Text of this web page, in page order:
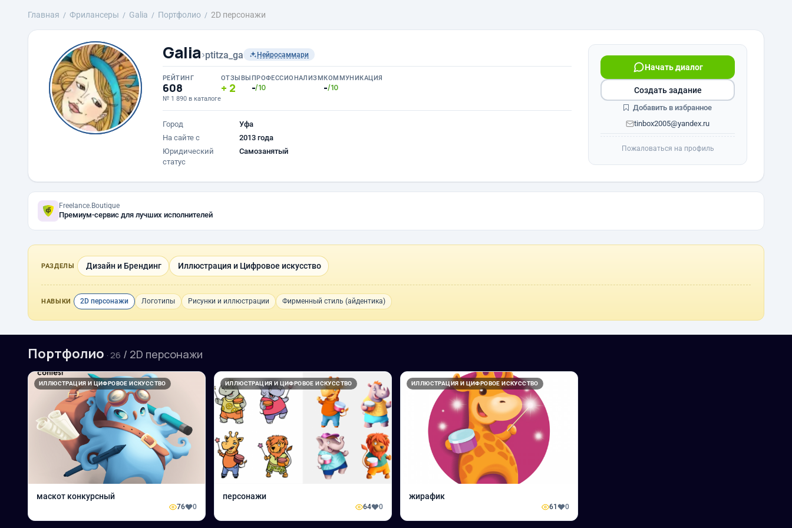
Главная Фрилансеры Galia Портфолио 2D персонажи
Galia›ptitza_ga Нейросаммари
РЕЙТИНГ
608
№ 1 890 в каталоге
ОТЗЫВЫ
2
ПРОФЕССИОНАЛИЗМ
-/10
КОММУНИКАЦИЯ
-/10
Город
Уфа
На сайте с
2013 года
Юридический
статус
Самозанятый
Начать диалог
tinbox2005@yandex.ru
Создать задание
Добавить в избранное
Пожаловаться на профиль
Freelance.Boutique
Премиум-сервис для лучших исполнителей
РАЗДЕЛЫ Дизайн и Брендинг Иллюстрация и Цифровое искусство
НАВЫКИ 2D персонажи Логотипы Рисунки и иллюстрации Фирменный стиль (айдентика)
Портфолио · 26 / 2D персонажи
ИЛЛЮСТРАЦИЯ И ЦИФРОВОЕ ИСКУССТВО
маскот конкурсный
76 0
ИЛЛЮСТРАЦИЯ И ЦИФРОВОЕ ИСКУССТВО
персонажи
64 0
ИЛЛЮСТРАЦИЯ И ЦИФРОВОЕ ИСКУССТВО
жирафик
61 0